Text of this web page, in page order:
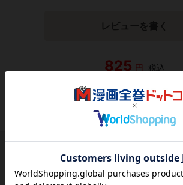
レビューを書く
825 円 税込
品切れ
シェアする